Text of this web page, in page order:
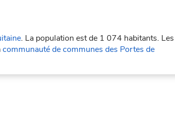
. La population est de 1 074 habitants. Les
communauté de communes des Portes de